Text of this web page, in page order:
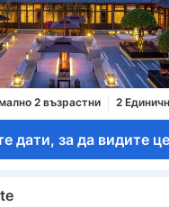
2 възрастни 2
дати, за да видите